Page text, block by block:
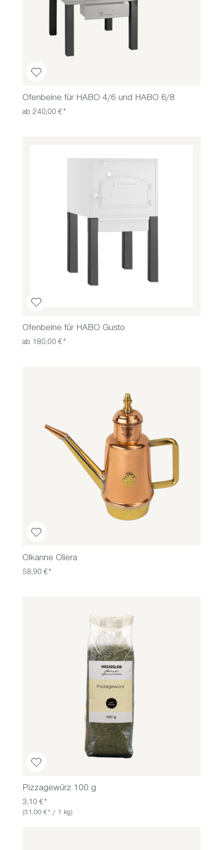
Ofenbeine für HABO 4/6 und HABO 6/8
ab 240,00 €*
Ofenbeine für HABO Gusto
ab 180,00 €*
Ölkanne Oliera
58,90 €*
Pizzagewürz 100 g
3,10 €*
(31,00 €* / 1 kg)